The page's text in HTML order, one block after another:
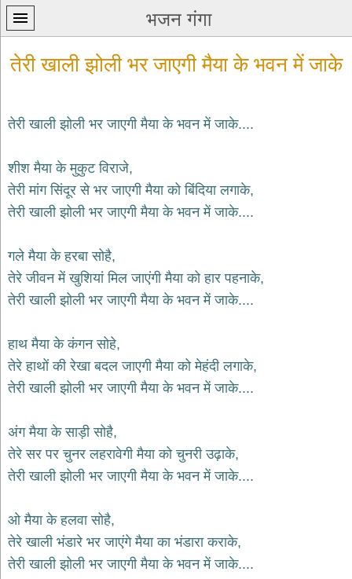
भजन गंगा
पन्ना
home
कृष्ण
bhajans
शिव
भजन
हनुमान
भजन
hanuman
bhajans
भजन
sai
bhajans
जैन
jain
bhajans
दुर्गा
भजन
तेरी खाली झोली भर जाएगी मैया के भवन में जाके
तेरी खाली झोली भर जाएगी मैया के भवन में जाके....
शीश मैया के मुकुट विराजे,
तेरी मांग सिंदूर से भर जाएगी मैया को बिंदिया लगाके,
तेरी खाली झोली भर जाएगी मैया के भवन में जाके....
गले मैया के हरबा सोहै,
तेरे जीवन में खुशियां मिल जाएंगी मैया को हार पहनाके,
तेरी खाली झोली भर जाएगी मैया के भवन में जाके....
हाथ मैया के कंगन सोहे,
तेरे हाथों की रेखा बदल जाएगी मैया को मेहंदी लगाके,
तेरी खाली झोली भर जाएगी मैया के भवन में जाके....
अंग मैया के साड़ी सोहै,
तेरे सर पर चुनर लहरावेगी मैया को चुनरी उढ़ाके,
तेरी खाली झोली भर जाएगी मैया के भवन में जाके....
ओ मैया के हलवा सोहै,
तेरे खाली भंडारे भर जाएंगे मैया का भंडारा कराके,
तेरी खाली झोली भर जाएगी मैया के भवन में जाके....